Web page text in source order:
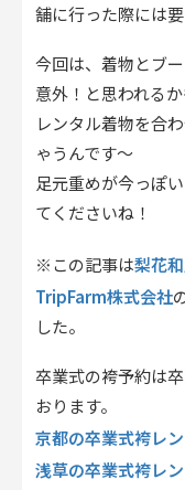
舗に行った際には
今回は、着物とブ
意外！と思われる
レンタル着物を合
ゃうんです〜
足元重めが今っぽ
てくださいね！
※この記事は梨花
TripFarm株式会社
した。
卒業式の袴予約は
おります。
京都の卒業式袴レ
浅草の卒業式袴レ